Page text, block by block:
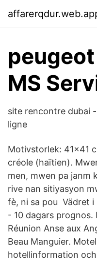
MS
site rencontre dubai
ligne
Motivstorlek: 41×41
créole (haïtien).
men, mwen pa janm
rive nan sitiyasyon
fè, ni sa pou Vädret i
- 10 dagars
Réunion Anse aux
Beau Manguier.
hotellinformation